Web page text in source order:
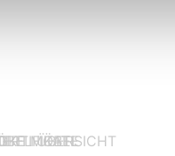
ÜBERSICHT
MÖBEL